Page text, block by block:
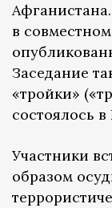
в совместном
Заседание
«тройки»
состоялось
Участники
образом